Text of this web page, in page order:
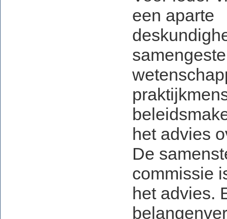
een aparte
het advies
De
commissie
het advies.